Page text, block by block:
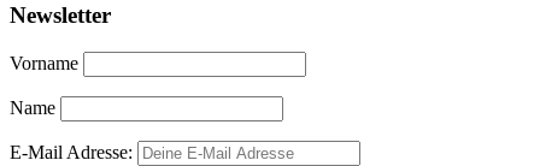
Newsletter
Vorname
Name
E-Mail Adresse: